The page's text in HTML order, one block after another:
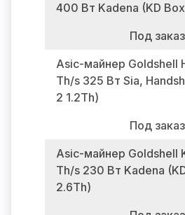
400 Вт Kadena (KD
Под заказ
Asic-майнер Goldshell
Th/s 325 Вт Sia,
2 1.2Th)
Под заказ
Asic-майнер Goldshell
Th/s 230 Вт Kadena
2.6Th)